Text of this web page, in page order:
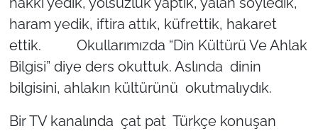
haram yedik, iftira attık, küfrettik, hakaret
ettik. Okullarımızda “Din Kültürü Ve Ahlak
Bilgisi” diye ders okuttuk. Aslında dinin
bilgisini, ahlakın kültürünü okutmalıydık.
Bir TV kanalında çat pat Türkçe konuşan